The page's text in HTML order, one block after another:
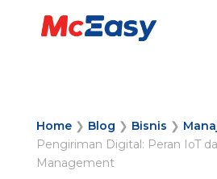
Home❯ Blog ❯ Bisnis ❯
Pengiriman Digital: Peran IoT
Management